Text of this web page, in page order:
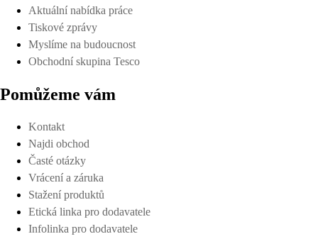
Aktuální nabídka práce
Tiskové zprávy
Myslíme na budoucnost
Obchodní skupina Tesco
Pomůžeme vám
Kontakt
Najdi obchod
Časté otázky
Vrácení a záruka
Stažení produktů
Etická linka pro dodavatele
Infolinka pro dodavatele